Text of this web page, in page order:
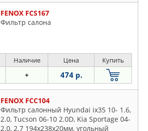
FENOX FCS167
Фильтр салона
Наличие Цена Купить
+ 474 р.
FENOX FCC104
Фильтр салонный Hyundai ix35 10- 1.6,
2.0, Tucson 06-10 2.0D, Kia Sportage 04-
2.0, 2.7 194x238x20мм, угольный